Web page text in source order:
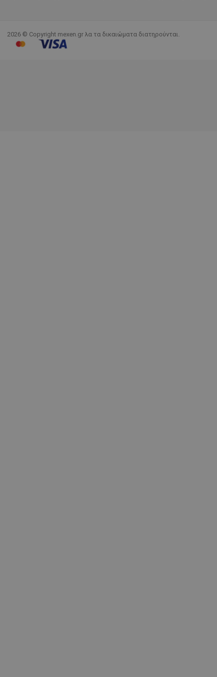
2026 © Copyright mexen.gr λα τα δικαιώματα διατηρούνται.